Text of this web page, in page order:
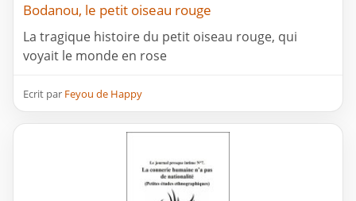
Bodanou, le petit oiseau rouge
La tragique histoire du petit oiseau rouge, qui
voyait le monde en rose
Ecrit par Feyou de Happy